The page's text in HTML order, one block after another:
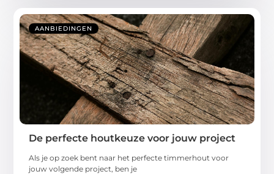
AANBIEDINGEN
De perfecte houtkeuze voor jouw project
Als je op zoek bent naar het perfecte timmerhout voor
jouw volgende project, ben je